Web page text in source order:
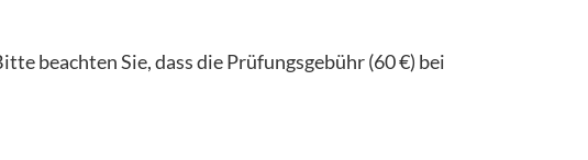
beachten Sie, dass die Prüfungsgebühr (60 €) bei